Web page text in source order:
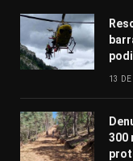
13
300